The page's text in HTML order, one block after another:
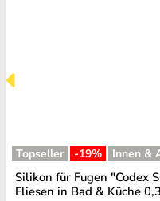
Topseller -19% Innen &
Silikon für Fugen "Codex
Fliesen in Bad & Küche